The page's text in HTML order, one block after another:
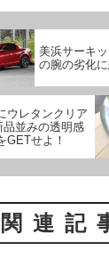
美浜サーキ
の腕の劣化
ウレタンクリア
並みの透明感
GETせよ！
関連記